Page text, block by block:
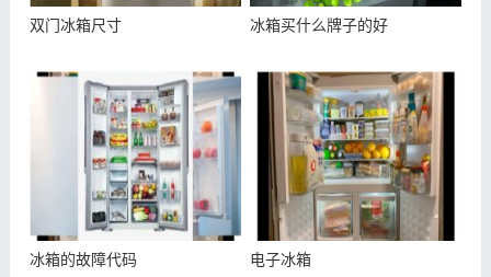
双门冰箱尺寸 冰箱买什么牌子的好
冰箱的故障代码 电子冰箱